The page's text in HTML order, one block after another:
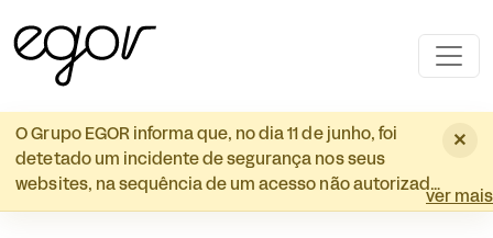
O Grupo EGOR informa que, no dia 11 de junho, foi
detetado um incidente de segurança nos seus
websites, na sequência de um acesso não autorizado
que originou o redirecionamento para websites
ver mais
×